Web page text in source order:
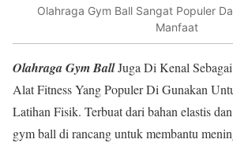
Olahraga Gym Ball Sangat Populer
Manfaat
Olahraga Gym BallJuga Di Kenal
Alat Fitness Yang Populer Di Gunakan
Latihan Fisik. Terbuat dari bahan elastis
gym ball di rancang untuk membantu